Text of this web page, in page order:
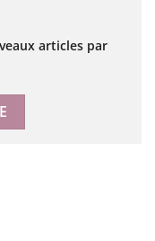
articles par